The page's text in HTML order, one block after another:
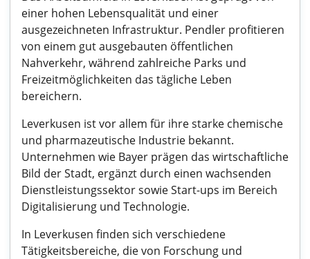
einer hohen Lebensqualität und einer
ausgezeichneten Infrastruktur. Pendler profitieren
von einem gut ausgebauten öffentlichen
Nahverkehr, während zahlreiche Parks und
Freizeitmöglichkeiten das tägliche Leben
bereichern.
Leverkusen ist vor allem für ihre starke chemische
und pharmazeutische Industrie bekannt.
Unternehmen wie Bayer prägen das wirtschaftliche
Bild der Stadt, ergänzt durch einen wachsenden
Dienstleistungssektor sowie Start-ups im Bereich
Digitalisierung und Technologie.
In Leverkusen finden sich verschiedene
Tätigkeitsbereiche, die von Forschung und